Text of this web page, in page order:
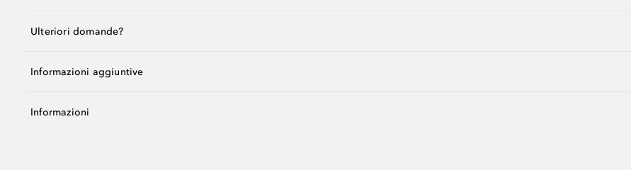
Ulteriori domande?
Informazioni aggiuntive
Informazioni